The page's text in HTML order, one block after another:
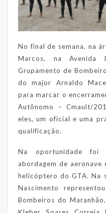
No final de semana, na
Marcos, na Avenida
Grupamento de
do major Arnaldo
para marcar o
Autônomo – Cmault/
eles, um oficial e uma
qualificação.
Na oportunidade foi
abordagem de
helicóptero do GTA. Na
Nascimento
Bombeiros do